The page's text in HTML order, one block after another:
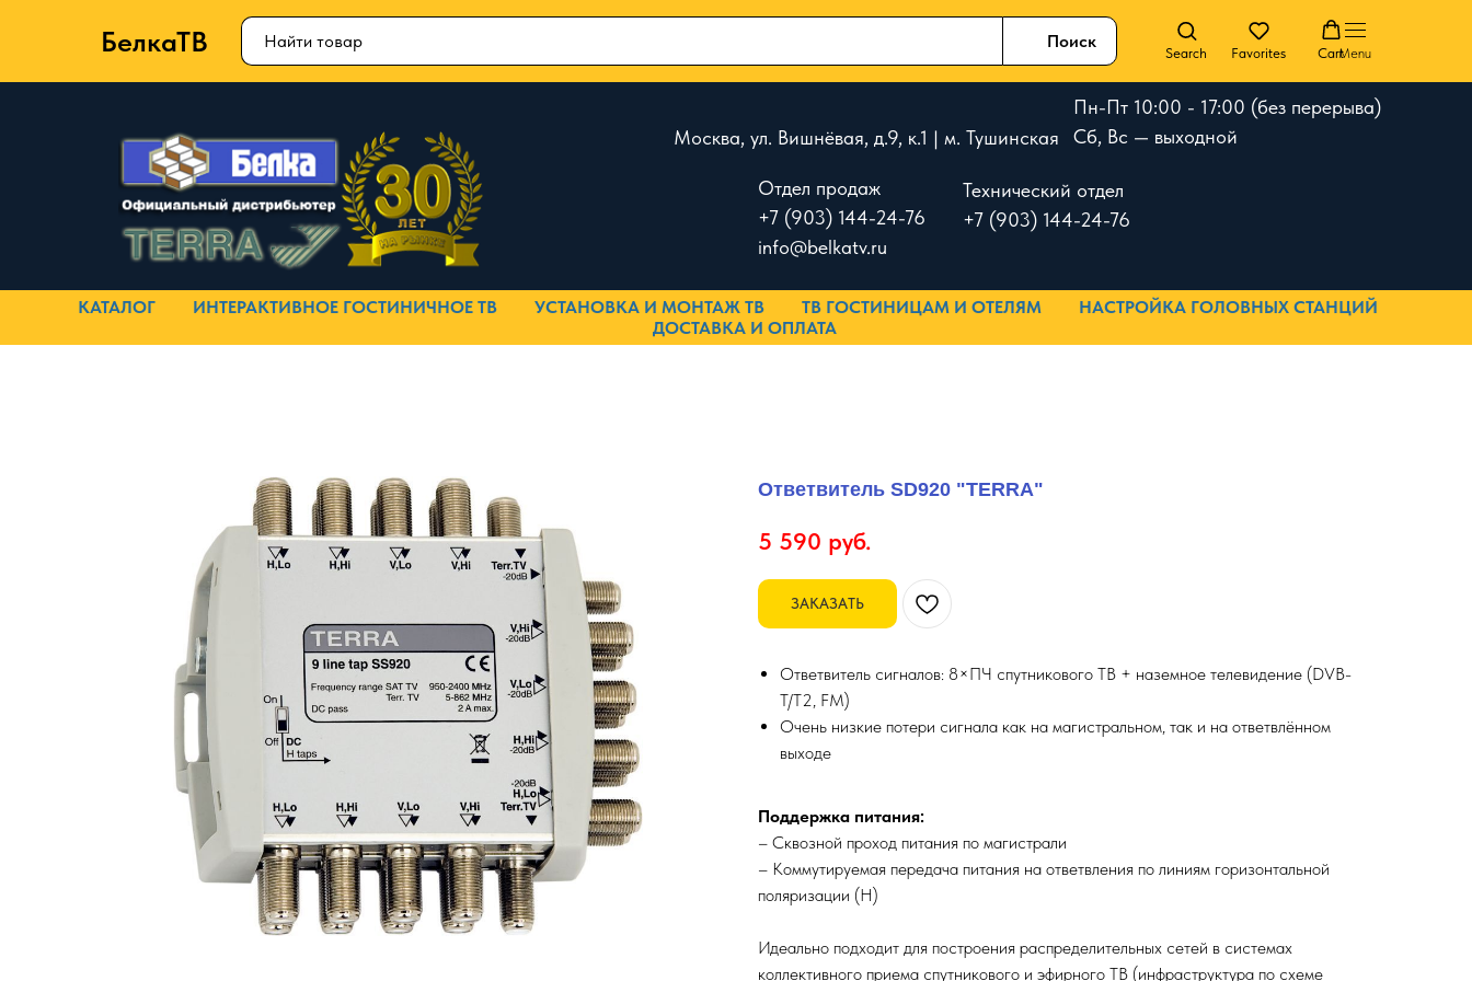
БелкаТВ Поиск
Search Favorites CartMenu
Москва, ул. Вишнёвая, д.9, к.1 | м. Тушинская
Отдел продаж
+7 (903) 144-24-76
info@belkatv.ru
Пн-Пт 10:00 - 17:00 (без перерыва)
Сб, Вс — выходной
Технический отдел
+7 (903) 144-24-76
КАТАЛОГ ИНТЕРАКТИВНОЕ ГОСТИНИЧНОЕ ТВ УСТАНОВКА И МОНТАЖ ТВ ТВ ГОСТИНИЦАМ И ОТЕЛЯМ
НАСТРОЙКА ГОЛОВНЫХ СТАНЦИЙ
ДОСТАВКА И ОПЛАТА
Ответвитель SD920 "TERRA"
5 590 руб.
ЗАКАЗАТЬ
Ответвитель сигналов: 8×ПЧ спутникового ТВ + наземное телевидение (DVB-
T/T2, FM)
Очень низкие потери сигнала как на магистральном, так и на ответвлённом
выходе
Поддержка питания:
– Сквозной проход питания по магистрали
– Коммутируемая передача питания на ответвления по линиям горизонтальной
поляризации (H)
Идеально подходит для построения распределительных сетей в системах
коллективного приема спутникового и эфирного ТВ (инфраструктура по схеме